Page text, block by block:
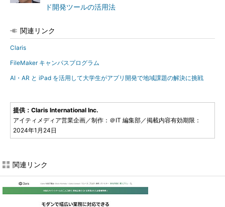
ド開発ツールの活用法
関連リンク
Claris
FileMaker キャンパスプログラム
AI・AR と iPad を活用して大学生がアプリ開発で地域課題の解決に挑戦
提供：Claris International Inc.
アイティメディア営業企画／制作：＠IT 編集部／掲載内容有効期限：
2024年1月24日
関連リンク